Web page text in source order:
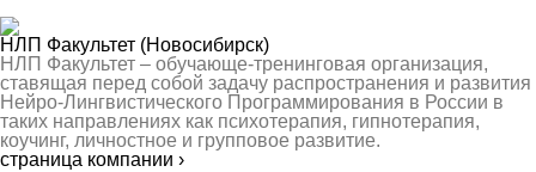
НЛП Факультет (Новосибирск)
НЛП Факультет – обучающе-тренинговая организация,
ставящая перед собой задачу распространения и развития
Нейро-Лингвистического Программирования в России в
таких направлениях как психотерапия, гипнотерапия,
коучинг, личностное и групповое развитие.
страница компании ›